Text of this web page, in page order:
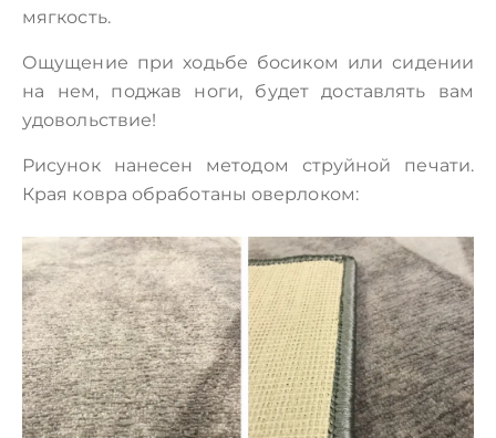
мягкость.
Ощущение при ходьбе босиком или сидении
на нем, поджав ноги, будет доставлять вам
удовольствие!
Рисунок нанесен методом струйной печати.
Края ковра обработаны оверлоком: